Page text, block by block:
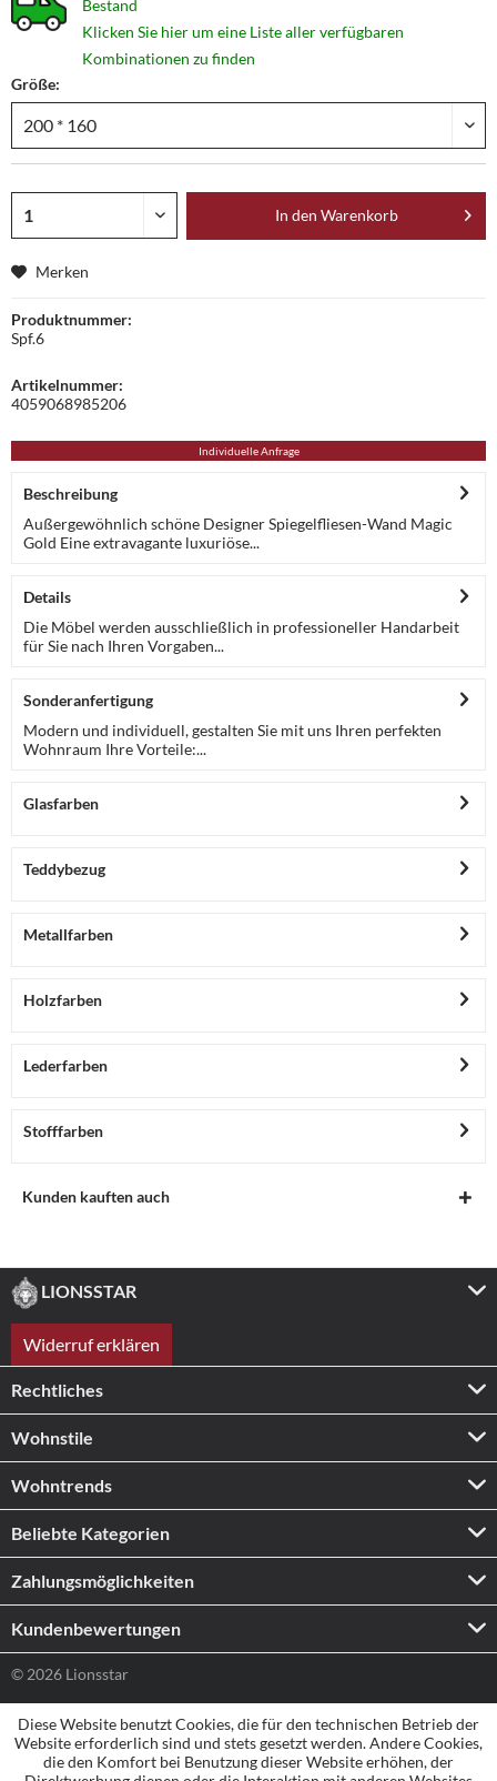
Bestand
Klicken Sie hier um eine Liste aller verfügbaren
Kombinationen zu finden
Größe:
In den Warenkorb
Merken
Produktnummer:
Spf.6
Artikelnummer:
4059068985206
Individuelle Anfrage
Beschreibung
Außergewöhnlich schöne Designer Spiegelfliesen-Wand Magic
Gold Eine extravagante luxuriöse...
Details
Die Möbel werden ausschließlich in professioneller Handarbeit
für Sie nach Ihren Vorgaben...
Sonderanfertigung
Modern und individuell, gestalten Sie mit uns Ihren perfekten
Wohnraum Ihre Vorteile:...
Glasfarben
Teddybezug
Metallfarben
Holzfarben
Lederfarben
Stofffarben
Kunden kauften auch
LIONSSTAR
Widerruf erklären
Rechtliches
Wohnstile
Wohntrends
Beliebte Kategorien
Zahlungs­möglichkeiten
Kundenbewertungen
© 2026 Lionsstar
Diese Website benutzt Cookies, die für den technischen Betrieb der
Website erforderlich sind und stets gesetzt werden. Andere Cookies,
die den Komfort bei Benutzung dieser Website erhöhen, der